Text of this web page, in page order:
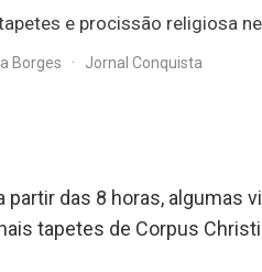
e procissão religiosa
Borges · Jornal Conquista
das 8 horas, algumas
tapetes de Corpus